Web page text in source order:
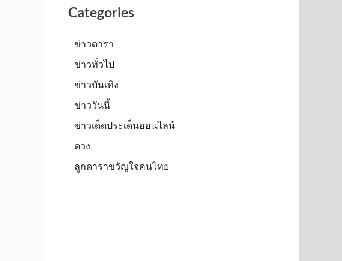
Categories
ข่าวดารา
ข่าวทั่วไป
ข่าวบันเทิง
ข่าววันนี้
ข่าวเด็ดประเด็นออนไลน์
ดวง
ลูกดาราขวัญใจคนไทย